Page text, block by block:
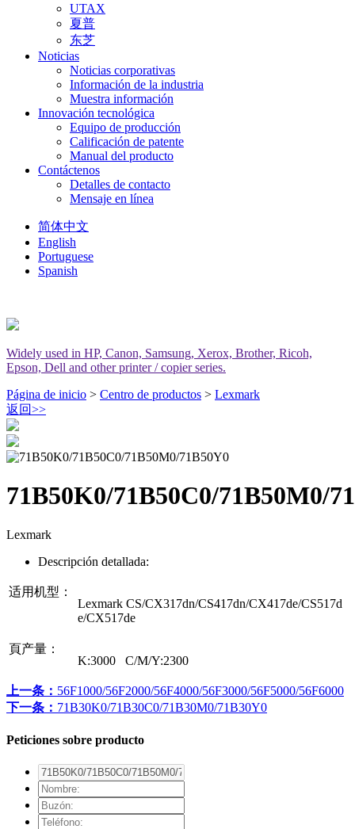
UTAX
夏普
东芝
Noticias
Noticias corporativas
Información de la industria
Muestra información
Innovación tecnológica
Equipo de producción
Calificación de patente
Manual del producto
Contáctenos
Detalles de contacto
Mensaje en línea
简体中文
English
Portuguese
Spanish
Widely used in HP, Canon, Samsung, Xerox, Brother, Ricoh,
Epson, Dell and other printer / copier series.
Página de inicio > Centro de productos > Lexmark
返回>>
71B50K0/71B50C0/71B50M0/
Lexmark
Descripción detallada:
适用机型：
Lexmark CS/CX317dn/CS417dn/CX417de/CS517d
e/CX517de
頁产量：
K:3000 C/M/Y:2300
上一条： 56F1000/56F2000/56F4000/56F3000/56F5000/56F6000
下一条： 71B30K0/71B30C0/71B30M0/71B30Y0
Peticiones sobre producto